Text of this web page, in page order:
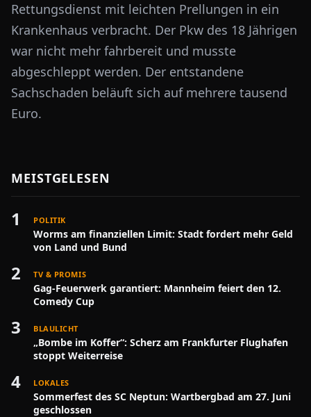
Rettungsdienst mit leichten Prellungen in ein
Krankenhaus verbracht. Der Pkw des 18 Jährigen
war nicht mehr fahrbereit und musste
abgeschleppt werden. Der entstandene
Sachschaden beläuft sich auf mehrere tausend
Euro.
MEISTGELESEN
1 POLITIK
Worms am finanziellen Limit: Stadt fordert mehr Geld
von Land und Bund
2 TV & PROMIS
Gag-Feuerwerk garantiert: Mannheim feiert den 12.
Comedy Cup
3 BLAULICHT
„Bombe im Koffer“: Scherz am Frankfurter Flughafen
stoppt Weiterreise
4 LOKALES
Sommerfest des SC Neptun: Wartbergbad am 27. Juni
geschlossen